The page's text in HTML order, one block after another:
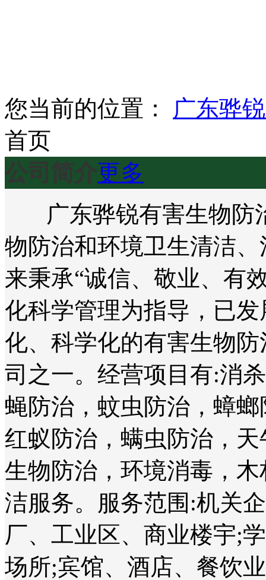
您当前的位置：
广东骅
首页
公司简介更多
广东骅锐有害生物防
物防治和环境卫生清洁
来秉承“诚信、敬业、有
化科学管理为指导，已
化、科学化的有害生物
司之一。经营项目有:消
蝇防治，蚊虫防治，蟑
红蚁防治，螨虫防治，
生物防治，环境消毒，
洁服务。服务范围:机关
厂、工业区、商业楼宇;
场所;宾馆、酒店、餐饮